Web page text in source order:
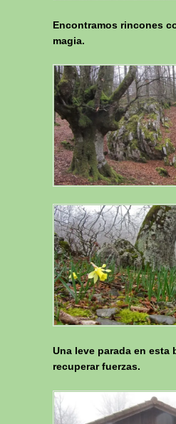
Encontramos rincones
magia.
Una leve parada en esta
recuperar fuerzas.